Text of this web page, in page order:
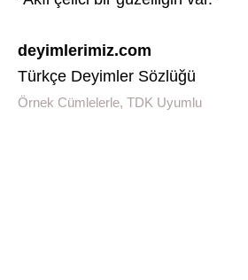
deyimlerimiz.com
Türkçe Deyimler Sözlüğü
Örnek Cümlelerle, TDK Uyumlu